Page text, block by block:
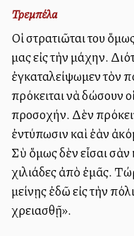
Τρεμπέλα
Οἱ στρατιῶται του
μας εἰς τὴν μάχην.
ἐγκαταλείψωμεν τὸν
πρόκειται νὰ δώσουν
προσοχήν. Δὲν
ἐντύπωσιν καὶ ἐὰν
Σὺ ὅμως δὲν εἶσαι σὰν
χιλιάδες ἀπὸ ἐμᾶς.
μείνῃς ἐδῶ εἰς τὴν
χρειασθῇ».